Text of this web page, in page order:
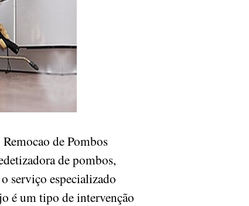
de Pombos
de pombos,
serviço especializado
é um tipo de intervenção